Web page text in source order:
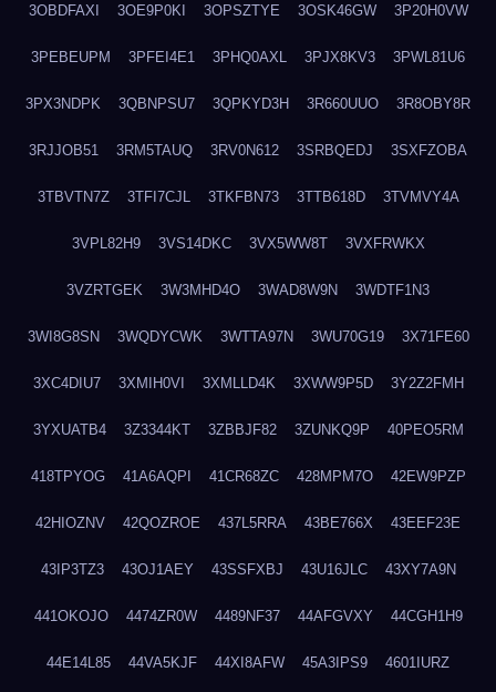
3OBDFAXI 3OE9P0KI 3OPSZTYE 3OSK46GW 3P20H0VW
3PEBEUPM 3PFEI4E1 3PHQ0AXL 3PJX8KV3 3PWL81U6
3PX3NDPK 3QBNPSU7 3QPKYD3H 3R660UUO 3R8OBY8R
3RJJOB51 3RM5TAUQ 3RV0N612 3SRBQEDJ 3SXFZOBA
3TBVTN7Z 3TFI7CJL 3TKFBN73 3TTB618D 3TVMVY4A
3VPL82H9 3VS14DKC 3VX5WW8T 3VXFRWKX
3VZRTGEK 3W3MHD4O 3WAD8W9N 3WDTF1N3
3WI8G8SN 3WQDYCWK 3WTTA97N 3WU70G19 3X71FE60
3XC4DIU7 3XMIH0VI 3XMLLD4K 3XWW9P5D 3Y2Z2FMH
3YXUATB4 3Z3344KT 3ZBBJF82 3ZUNKQ9P 40PEO5RM
418TPYOG 41A6AQPI 41CR68ZC 428MPM7O 42EW9PZP
42HIOZNV 42QOZROE 437L5RRA 43BE766X 43EEF23E
43IP3TZ3 43OJ1AEY 43SSFXBJ 43U16JLC 43XY7A9N
441OKOJO 4474ZR0W 4489NF37 44AFGVXY 44CGH1H9
44E14L85 44VA5KJF 44XI8AFW 45A3IPS9 4601IURZ